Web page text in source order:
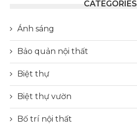
CATEGORIES
Ánh sáng
Bảo quản nội thất
Biệt thự
Biệt thự vườn
Bố trí nội thất